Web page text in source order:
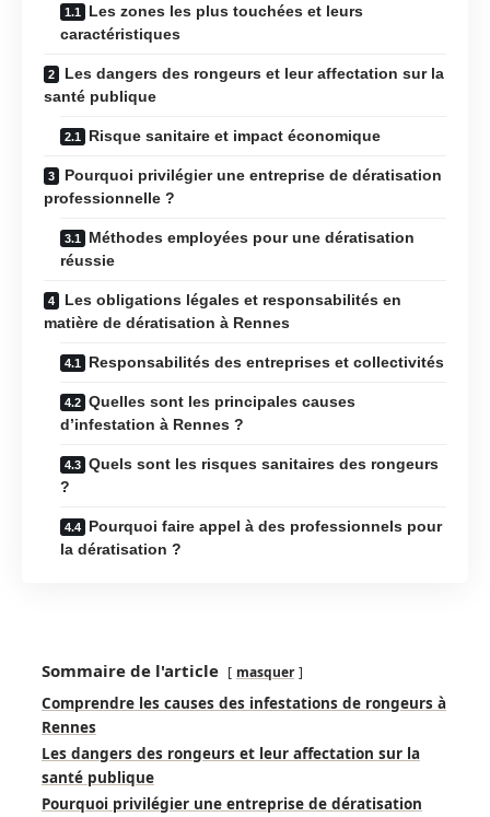
Les zones les plus touchées et leurs
caractéristiques
Les dangers des rongeurs et leur affectation sur la
santé publique
Risque sanitaire et impact économique
Pourquoi privilégier une entreprise de dératisation
professionnelle ?
Méthodes employées pour une dératisation
réussie
Les obligations légales et responsabilités en
matière de dératisation à Rennes
Responsabilités des entreprises et collectivités
Quelles sont les principales causes
d’infestation à Rennes ?
Quels sont les risques sanitaires des rongeurs
?
Pourquoi faire appel à des professionnels pour
la dératisation ?
Sommaire de l'article masquer
Comprendre les causes des infestations de rongeurs à
Rennes
Les dangers des rongeurs et leur affectation sur la
santé publique
Pourquoi privilégier une entreprise de dératisation